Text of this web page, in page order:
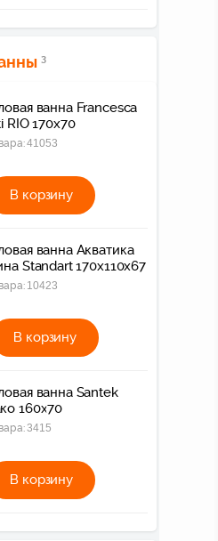
3
ванна Francesca
RIO 170x70
41053
В корзину
ванна Акватика
Standart 170x110x67
10423
В корзину
ванна Santek
160х70
3415
В корзину